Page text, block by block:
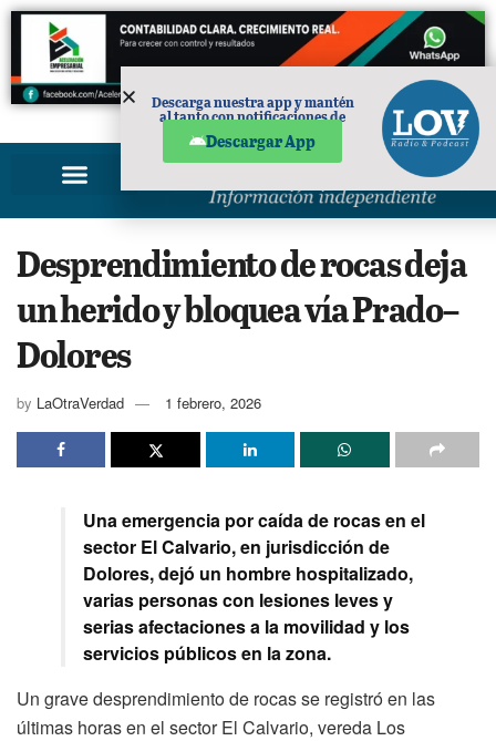
PUBLICIDAD
Desprendimiento de rocas deja
un herido y bloquea vía Prado–
Dolores
by LaOtraVerdad 1 febrero, 2026
Una emergencia por caída de rocas en el
sector El Calvario, en jurisdicción de
Dolores, dejó un hombre hospitalizado,
varias personas con lesiones leves y
serias afectaciones a la movilidad y los
servicios públicos en la zona.
Un grave desprendimiento de rocas se registró en las
últimas horas en el sector El Calvario, vereda Los
Descarga nuestra app y mantén
al tanto con notificaciones de
Descargar App